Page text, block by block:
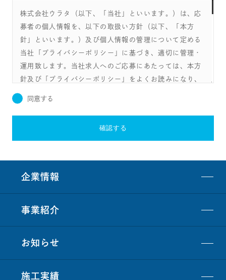
株式会社ウラタ（以下、「当社」といいます。）は、応
募者の個人情報を、以下の取扱い方針（以下、「本方
針」といいます。）及び個人情報の管理について定める
当社「プライバシーポリシー」に基づき、適切に管理・
運用致します。当社求人へのご応募にあたっては、本方
針及び「プライバシーポリシー」をよくお読みになり、
これらへ同意して頂く必要があります。
用のいずれの場合であっても返却することはできませ
ん。
ご応募にあたってご提供頂いた書類ないし電子データ
ないし電子データの保管又は破棄等のいずれの義務も負
わないものとします。
第3条（適用除外）
同意する
確認する
企業情報
事業紹介
お知らせ
施工実績